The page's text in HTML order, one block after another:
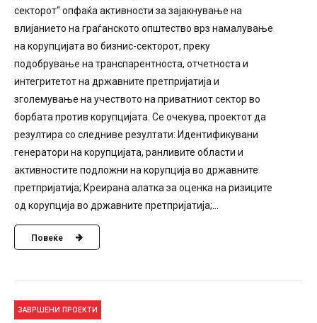
секторот“ опфаќа активности за зајакнување на
влијанието на граѓанското општество врз намалување
на корупцијата во бизнис-секторот, преку
подобрување на транспарентноста, отчетноста и
интегритетот на државните претпријатија и
зголемување на учеството на приватниот сектор во
борбата против корупцијата. Се очекува, проектот да
резултира со следниве резултати: Идентификувани
генератори на корупцијата, ранливите области и
активностите подложни на корупција во државните
претпријатија; Креирана алатка за оценка на ризиците
од корупција во државните претпријатија;...
Повеќе
ЗАВРШЕНИ ПРОЕКТИ